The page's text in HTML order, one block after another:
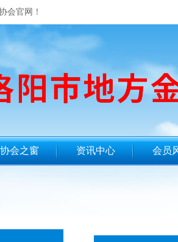
会官网！
协会之窗 资讯中心 会员